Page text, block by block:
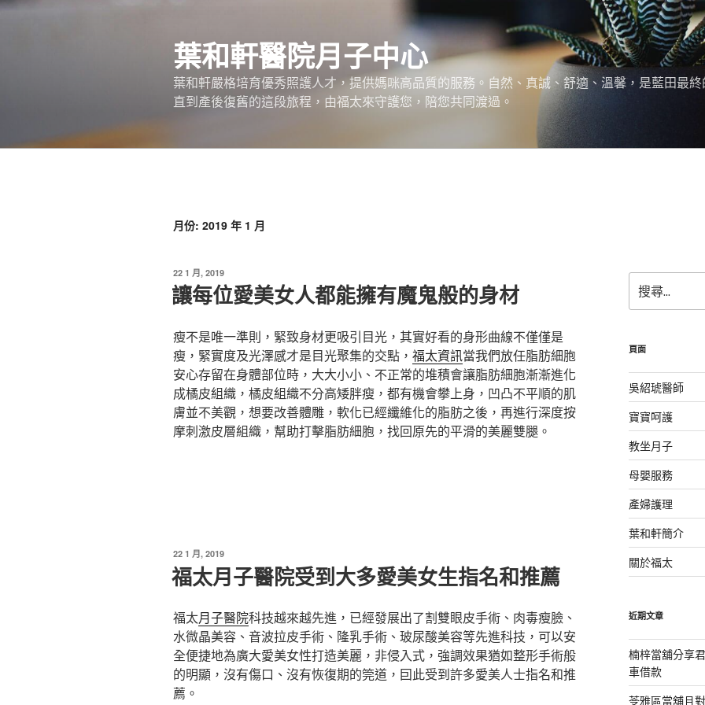
跳
葉和軒醫院月子中心
葉和軒嚴格培育優秀照護人才，提供媽咪高品質的服務。自然、真誠、舒適、溫馨，是藍田最
直到產後復舊的這段旅程，由福太來守護您，陪您共同渡過。
月份: 2019 年 1 月
發
佈
於
22 1 月, 2019
讓每位愛美女人都能擁有魔鬼般的身材
瘦不是唯一準則，緊致身材更吸引目光，其實好看的身形曲線不僅僅是
瘦，緊實度及光澤感才是目光聚集的交點， 福太資訊當我們放任脂肪細胞
安心存留在身體部位時，大大小小、不正常的堆積會讓脂肪細胞漸漸進化
成橘皮組織，橘皮組織不分高矮胖瘦，都有機會攀上身，凹凸不平順的肌
膚並不美觀，想要改善體雕，軟化已經纖維化的脂肪之後，再進行深度按
摩刺激皮層組織，幫助打擊脂肪細胞，找回原先的平滑的美麗雙腿。
發
佈
於
22 1 月, 2019
福太月子醫院受到大多愛美女生指名和推薦
福太月子醫院科技越來越先進，已經發展出了割雙眼皮手術、肉毒瘦臉、
水微晶美容、音波拉皮手術、隆乳手術、玻尿酸美容等先進科技，可以安
全便捷地為廣大愛美女性打造美麗，非侵入式，強調效果猶如整形手術般
的明顯，沒有傷口、沒有恢復期的筦道，囙此受到許多愛美人士指名和推
薦。
尋
關
字:
頁面
吳紹琥醫師
寶寶呵護
教坐月子
母嬰服務
產婦護理
葉和軒簡介
關於福太
近期文章
楠梓當舖分享
車借款
苓雅區當舖且